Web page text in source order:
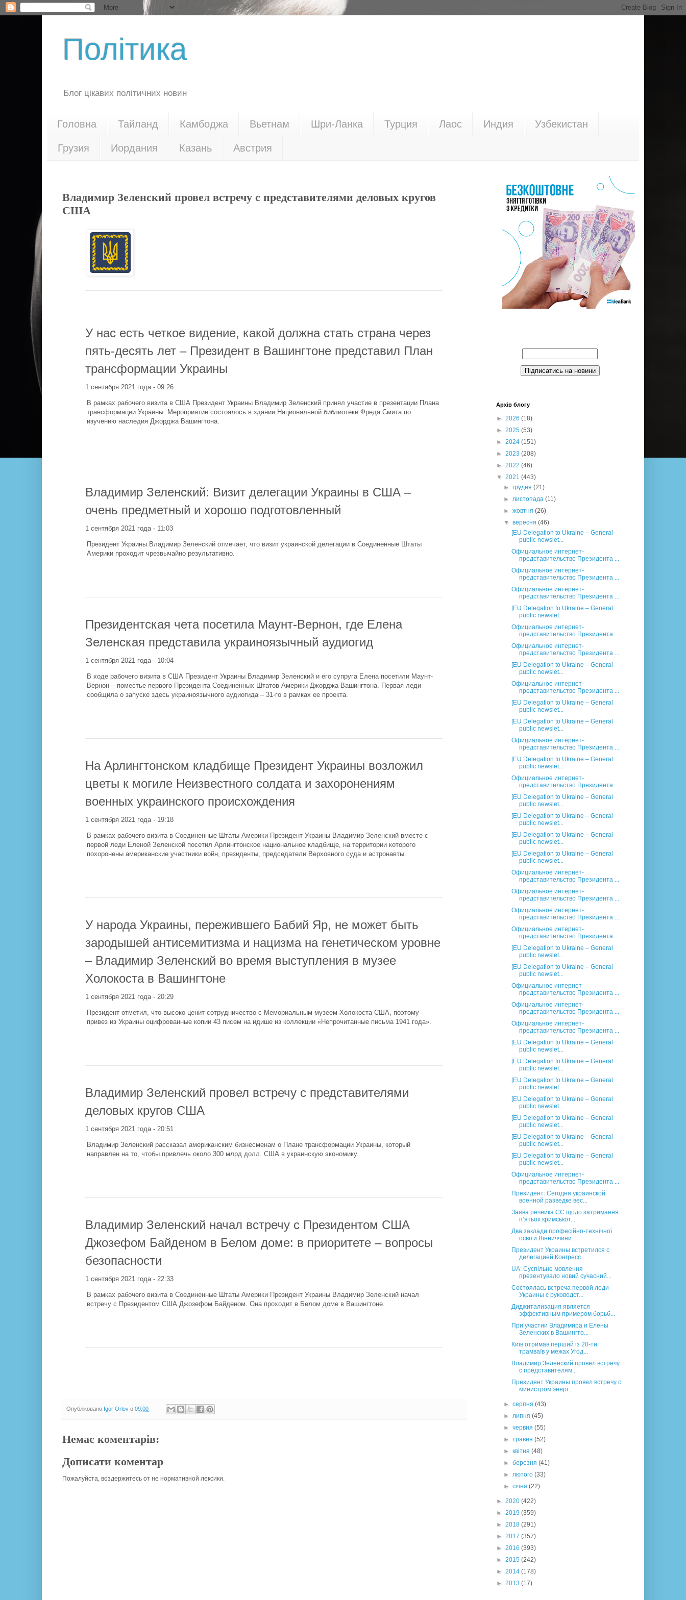
Політика
Блог цікавих політичних новин
Головна Тайланд Камбоджа Вьетнам Шри-Ланка Турция Лаос Индия Узбекистан
Грузия Иордания Казань Австрия
Владимир Зеленский провел встречу с представителями деловых кругов
США
У нас есть четкое видение, какой должна стать страна через
пять-десять лет – Президент в Вашингтоне представил План
трансформации Украины
1 сентября 2021 года - 09:26
В рамках рабочего визита в США Президент Украины Владимир Зеленский принял участие в презентации Плана
трансформации Украины. Мероприятие состоялось в здании Национальной библиотеки Фреда Смита по
изучению наследия Джорджа Вашингтона.
Владимир Зеленский: Визит делегации Украины в США –
очень предметный и хорошо подготовленный
1 сентября 2021 года - 11:03
Президент Украины Владимир Зеленский отмечает, что визит украинской делегации в Соединенные Штаты
Америки проходит чрезвычайно результативно.
Президентская чета посетила Маунт-Вернон, где Елена
Зеленская представила украиноязычный аудиогид
1 сентября 2021 года - 10:04
В ходе рабочего визита в США Президент Украины Владимир Зеленский и его супруга Елена посетили Маунт-
Вернон – поместье первого Президента Соединенных Штатов Америки Джорджа Вашингтона. Первая леди
сообщила о запуске здесь украиноязычного аудиогида – 31-го в рамках ее проекта.
На Арлингтонском кладбище Президент Украины возложил
цветы к могиле Неизвестного солдата и захоронениям
военных украинского происхождения
1 сентября 2021 года - 19:18
В рамках рабочего визита в Соединенные Штаты Америки Президент Украины Владимир Зеленский вместе с
первой леди Еленой Зеленской посетил Арлингтонское национальное кладбище, на территории которого
похоронены американские участники войн, президенты, председатели Верховного суда и астронавты.
У народа Украины, пережившего Бабий Яр, не может быть
зародышей антисемитизма и нацизма на генетическом уровне
– Владимир Зеленский во время выступления в музее
Холокоста в Вашингтоне
1 сентября 2021 года - 20:29
Президент отметил, что высоко ценит сотрудничество с Мемориальным музеем Холокоста США, поэтому
привез из Украины оцифрованные копии 43 писем на идише из коллекции «Непрочитанные письма 1941 года».
Владимир Зеленский провел встречу с представителями
деловых кругов США
1 сентября 2021 года - 20:51
Владимир Зеленский рассказал американским бизнесменам о Плане трансформации Украины, который
направлен на то, чтобы привлечь около 300 млрд долл. США в украинскую экономику.
Владимир Зеленский начал встречу с Президентом США
Джозефом Байденом в Белом доме: в приоритете – вопросы
безопасности
1 сентября 2021 года - 22:33
В рамках рабочего визита в Соединенные Штаты Америки Президент Украины Владимир Зеленский начал
встречу с Президентом США Джозефом Байденом. Она проходит в Белом доме в Вашингтоне.
Опубліковано Igor Orlov о 09:00
Немає коментарів:
Дописати коментар
Пожалуйста, воздержитесь от не нормативной лексики.
Архів блогу
► 2026 (18)
► 2025 (53)
► 2024 (151)
► 2023 (208)
► 2022 (46)
▼ 2021 (443)
►грудня(21)
►листопада(11)
►жовтня(26)
▼вересня(46)
[EU Delegation to Ukraine – General
public newslet...
Официальное интернет-
представительство Президента ...
Официальное интернет-
представительство Президента ...
Официальное интернет-
представительство Президента ...
[EU Delegation to Ukraine – General
public newslet...
Официальное интернет-
представительство Президента ...
Официальное интернет-
представительство Президента ...
[EU Delegation to Ukraine – General
public newslet...
Официальное интернет-
представительство Президента ...
[EU Delegation to Ukraine – General
public newslet...
[EU Delegation to Ukraine – General
public newslet...
Официальное интернет-
представительство Президента ...
[EU Delegation to Ukraine – General
public newslet...
Официальное интернет-
представительство Президента ...
[EU Delegation to Ukraine – General
public newslet...
[EU Delegation to Ukraine – General
public newslet...
[EU Delegation to Ukraine – General
public newslet...
[EU Delegation to Ukraine – General
public newslet...
Официальное интернет-
представительство Президента ...
Официальное интернет-
представительство Президента ...
Официальное интернет-
представительство Президента ...
Официальное интернет-
представительство Президента ...
[EU Delegation to Ukraine – General
public newslet...
[EU Delegation to Ukraine – General
public newslet...
Официальное интернет-
представительство Президента ...
Официальное интернет-
представительство Президента ...
Официальное интернет-
представительство Президента ...
[EU Delegation to Ukraine – General
public newslet...
[EU Delegation to Ukraine – General
public newslet...
[EU Delegation to Ukraine – General
public newslet...
[EU Delegation to Ukraine – General
public newslet...
[EU Delegation to Ukraine – General
public newslet...
[EU Delegation to Ukraine – General
public newslet...
[EU Delegation to Ukraine – General
public newslet...
Официальное интернет-
представительство Президента ...
Президент: Сегодня украинской
военной разведке вес...
Заява речника ЄС щодо затримання
п’ятьох кримськот...
Два заклади професійно-технічної
освіти Вінниччини...
Президент Украины встретился с
делегацией Конгресс...
UA: Суспільне мовлення
презентувало новий сучасний...
Состоялась встреча первой леди
Украины с руководст...
Диджитализация является
эффективным примером борьб...
При участии Владимира и Елены
Зеленских в Вашингто...
Київ отримав перший із 20-ти
трамваїв у межах Угод...
Владимир Зеленский провел встречу
с представителям...
Президент Украины провел встречу с
министром энерг...
►серпня(43)
►липня(45)
►червня(55)
►травня(52)
►квітня(48)
►березня(41)
►лютого(33)
►січня(22)
► 2020 (422)
► 2019 (359)
► 2018 (291)
► 2017 (357)
► 2016 (393)
► 2015 (242)
► 2014 (178)
► 2013 (17)